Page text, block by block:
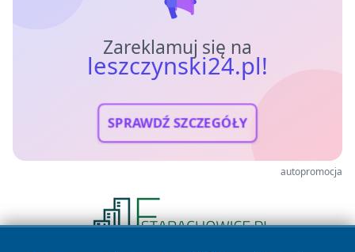
Zareklamuj się na
leszczynski24.pl!
SPRAWDŹ SZCZEGÓŁY
autopromocja